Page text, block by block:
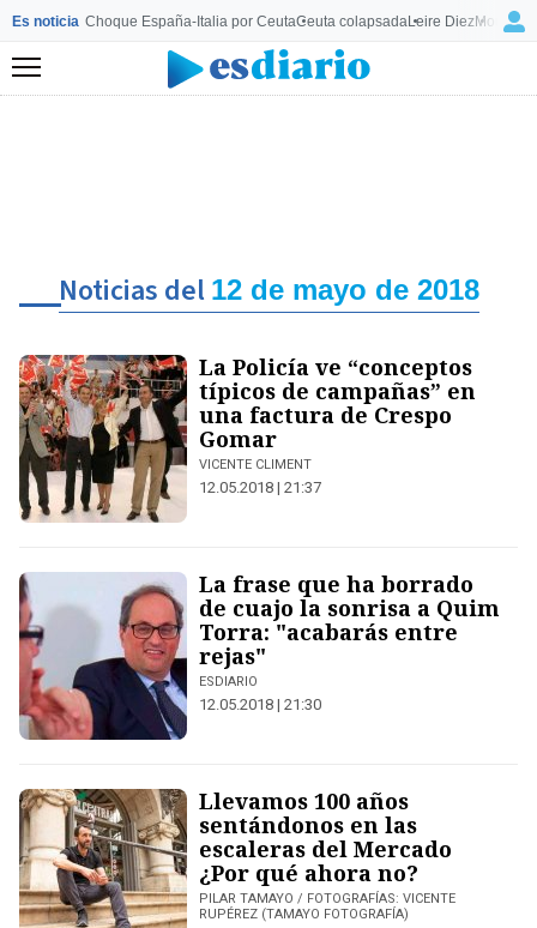
Es noticia Choque España-Italia por CeutaCeuta colapsadaLeire Diez
Menú
Noticias del 12 de mayo de 2018
La Policía ve “conceptos
típicos de campañas” en
una factura de Crespo
Gomar
VICENTE CLIMENT
12.05.2018 | 21:37
La frase que ha borrado
de cuajo la sonrisa a Quim
Torra: "acabarás entre
rejas"
ESDIARIO
12.05.2018 | 21:30
Llevamos 100 años
sentándonos en las
escaleras del Mercado
¿Por qué ahora no?
PILAR TAMAYO / FOTOGRAFÍAS: VICENTE
RUPÉREZ (TAMAYO FOTOGRAFÍA)